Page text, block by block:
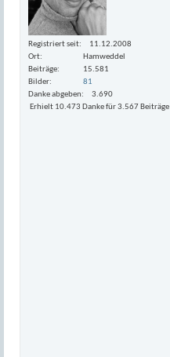
Registriert seit
11.12.2008
Ort
Hamweddel
Beiträge
15.581
Bilder
81
Danke abgeben
3.690
Erhielt 10.473 Danke für 3.567 Beiträge